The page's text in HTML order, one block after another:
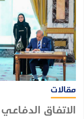
مقالات
الاتفاق